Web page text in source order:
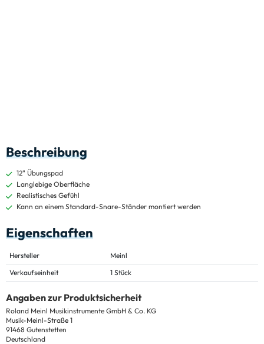
Beschreibung
12" Übungspad
Langlebige Oberfläche
Realistisches Gefühl
Kann an einem Standard-Snare-Ständer montiert werden
Eigenschaften
Hersteller
Meinl
Verkaufseinheit
1 Stück
Angaben zur Produktsicherheit
Roland Meinl Musikinstrumente GmbH & Co. KG
Musik-Meinl-Straße 1
91468 Gutenstetten
Deutschland